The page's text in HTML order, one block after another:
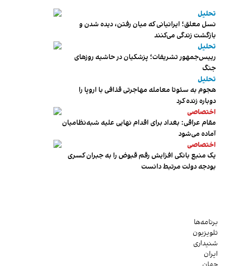
تحلیل
نسل معلق؛ ایرانیانی که میان رفتن، دیده شدن و
بازگشت زندگی می‌کنند
تحلیل
رییس‌جمهور تشریفات؛ پزشکیان در حاشیه روزهای
جنگ
تحلیل
هجوم به سئوتا معامله مهاجرتی قذافی با اروپا را
دوباره زنده کرد
اختصاصی
مقام عراقی: بغداد برای اقدام نهایی علیه شبه‌نظامیان
آماده می‌شود
اختصاصی
یک منبع بانکی افزایش رقم قبوض را به جبران کسری
بودجه دولت مرتبط دانست
برنامه‌ها
تلویزیون
شنیداری
ایران